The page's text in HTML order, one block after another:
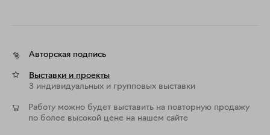
Авторская подпись
Выставки и проекты
3 индивидуальных и групповых выставки
Работу можно будет выставить на повторную продажу
по более высокой цене на нашем сайте